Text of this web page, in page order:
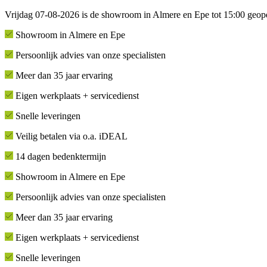
Vrijdag 07-08-2026 is de showroom in Almere en Epe tot 15:00
Showroom in Almere en Epe
Persoonlijk advies van onze specialisten
Meer dan 35 jaar ervaring
Eigen werkplaats + servicedienst
Snelle leveringen
Veilig betalen via o.a. iDEAL
14 dagen bedenktermijn
Showroom in Almere en Epe
Persoonlijk advies van onze specialisten
Meer dan 35 jaar ervaring
Eigen werkplaats + servicedienst
Snelle leveringen